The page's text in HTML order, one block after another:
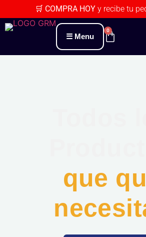
🛒 COMPRA HOYy recibe tu
Menu
0
que